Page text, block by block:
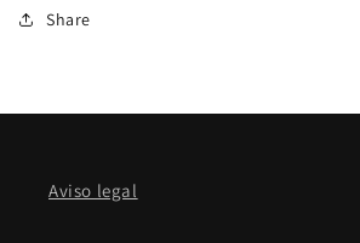
Share
Aviso legal